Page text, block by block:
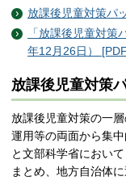
放課後児童対策パ
「放課後児童対
年12月26日）
放課後児童対策
放課後児童対策の一
運用等の両面から集
と文部科学省におい
まとめ、地方自治体